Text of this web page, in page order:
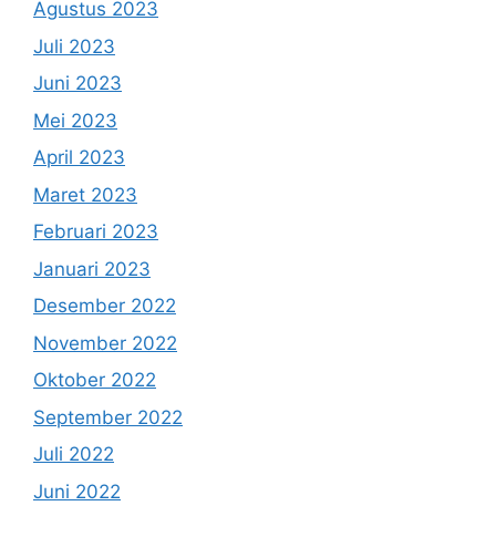
Agustus 2023
Juli 2023
Juni 2023
Mei 2023
April 2023
Maret 2023
Februari 2023
Januari 2023
Desember 2022
November 2022
Oktober 2022
September 2022
Juli 2022
Juni 2022